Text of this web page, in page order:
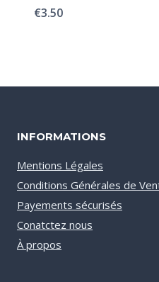
€3.50
INFORMATIONS
Mentions Légales
Conditions Générales de
Payements sécurisés
Conatctez nous
À propos